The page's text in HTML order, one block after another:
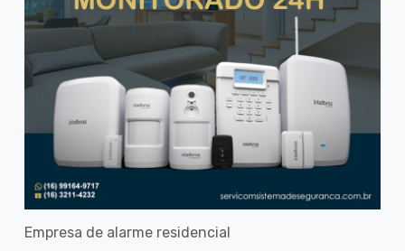
Empresa de alarme residencial